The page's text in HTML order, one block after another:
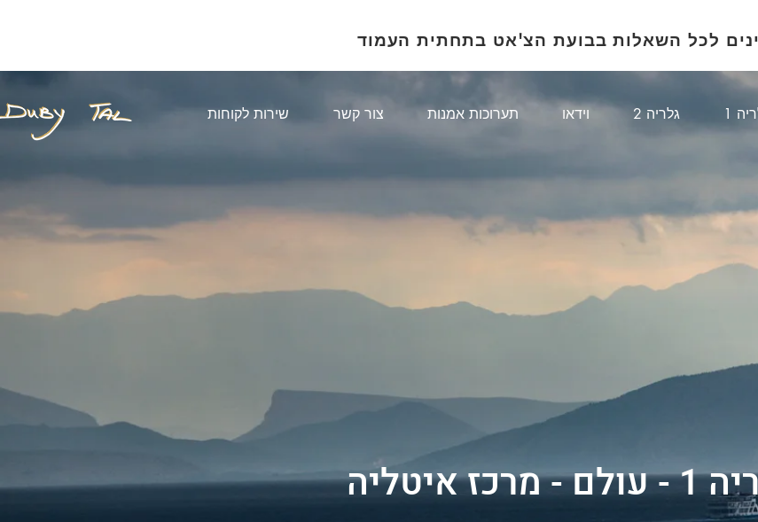
לכל השאלות בבועת הצ'אט בתחתית העמוד
- מרכז איטליה
שירות לקוחות צור קשר תערוכות אמנות וידאו גלריה 2